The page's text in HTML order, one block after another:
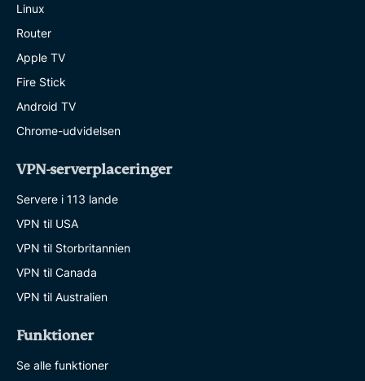
Linux
Router
Apple TV
Fire Stick
Android TV
Chrome-udvidelsen
VPN-serverplaceringer
Servere i 113 lande
VPN til USA
VPN til Storbritannien
VPN til Canada
VPN til Australien
Funktioner
Se alle funktioner